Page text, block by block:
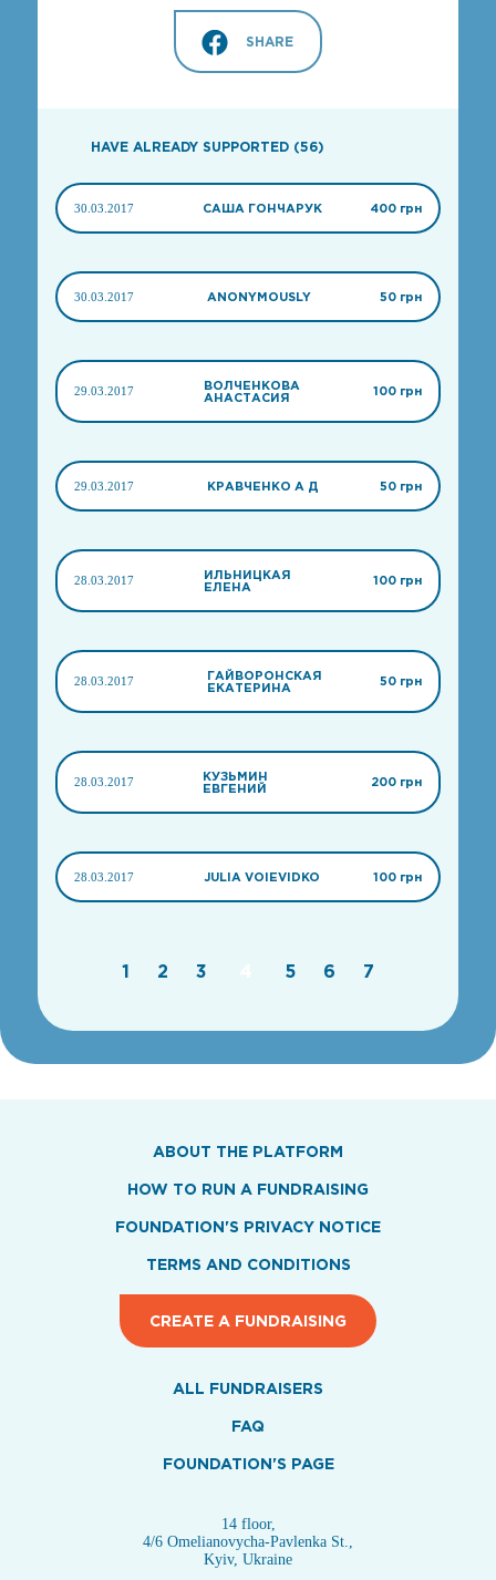
SHARE
HAVE ALREADY SUPPORTED (56)
30.03.2017 САША ГОНЧАРУК 400 грн
30.03.2017 ANONYMOUSLY 50 грн
29.03.2017
ВОЛЧЕНКОВА
АНАСТАСИЯ
100 грн
29.03.2017 КРАВЧЕНКО А Д 50 грн
28.03.2017
ИЛЬНИЦКАЯ
ЕЛЕНА
100 грн
28.03.2017
ГАЙВОРОНСКАЯ
ЕКАТЕРИНА
50 грн
28.03.2017
КУЗЬМИН
ЕВГЕНИЙ
200 грн
28.03.2017 JULIA VOIEVIDKO 100 грн
1 2 3 5 6 7
ABOUT THE PLATFORM
HOW TO RUN A FUNDRAISING
FOUNDATION'S PRIVACY NOTICE
TERMS AND CONDITIONS
CREATE A FUNDRAISING
ALL FUNDRAISERS
FAQ
FOUNDATION'S PAGE
14 floor,
4/6 Omelianovycha-Pavlenka St.,
Kyiv, Ukraine